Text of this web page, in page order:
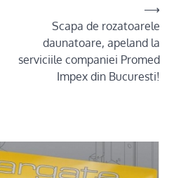
Scapa de rozatoarele
daunatoare, apeland la
serviciile companiei Promed
Impex din Bucuresti!
⟶